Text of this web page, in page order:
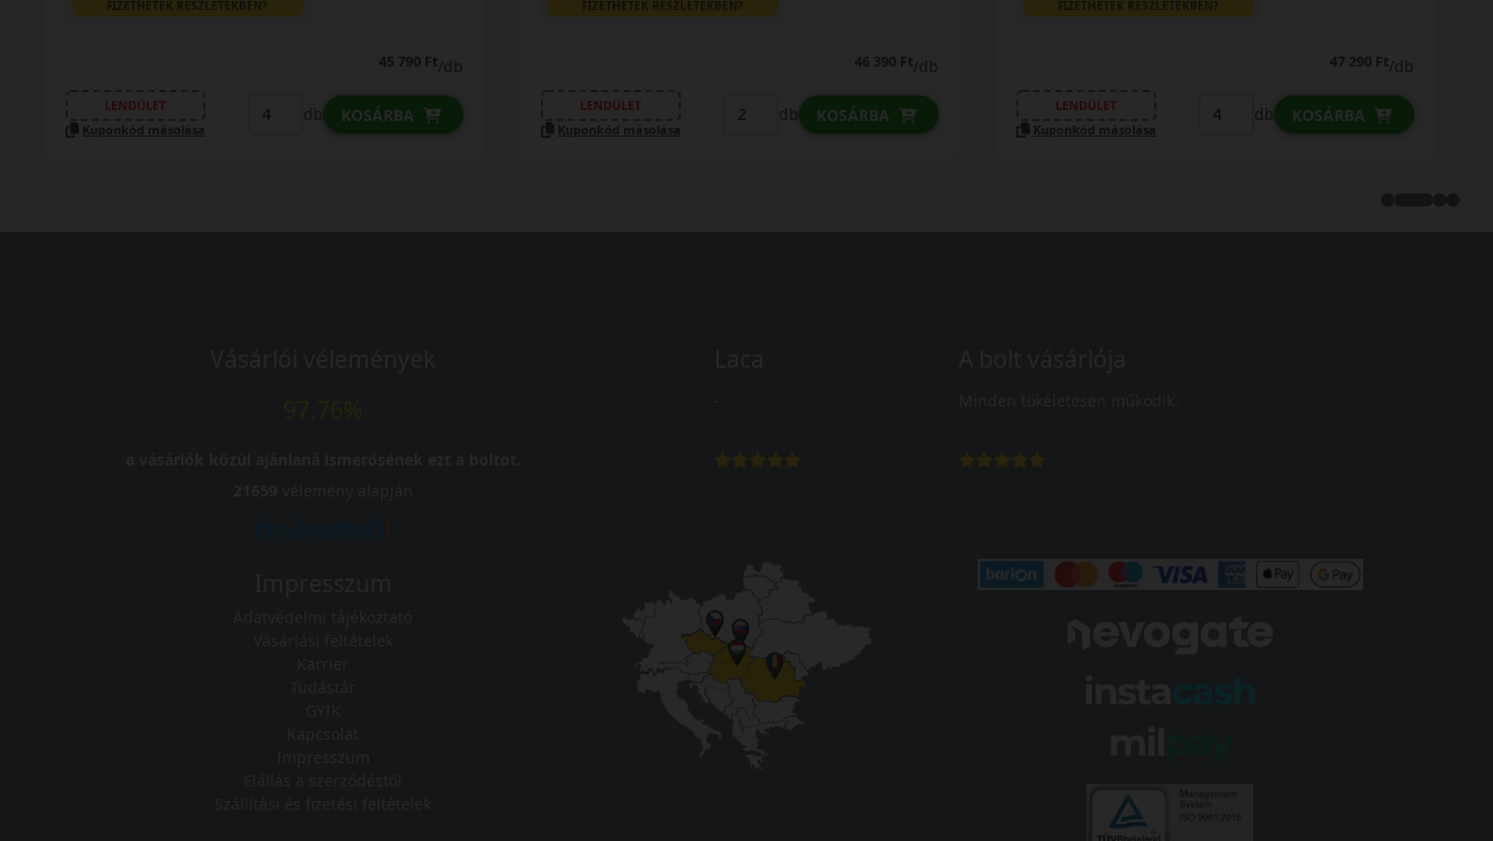
FIZETHETEK RÉSZLETEKBEN?
48 790 Ft/db
LENDÜLET
Kuponkód másolása
db KOSÁRBA
FIZETHETEK RÉSZLETEKBEN?
53 790 Ft/db
LENDÜLET
Kuponkód másolása
db KOSÁRBA
FIZETHETEK RÉSZLETEKBEN?
62 090 Ft/db
LENDÜLET
Kuponkód másolása
db KOSÁRBA